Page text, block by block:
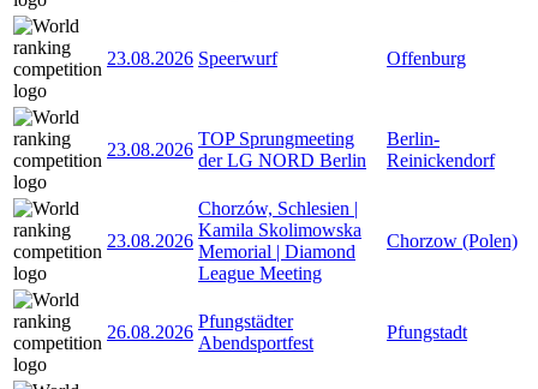
23.08.2026 Speerwurf Offenburg
23.08.2026
TOP Sprungmeeting
der LG NORD Berlin
Berlin-
Reinickendorf
23.08.2026
Chorzów, Schlesien |
Kamila Skolimowska
Memorial | Diamond
League Meeting
Chorzow (Polen)
26.08.2026
Pfungstädter
Abendsportfest
Pfungstadt